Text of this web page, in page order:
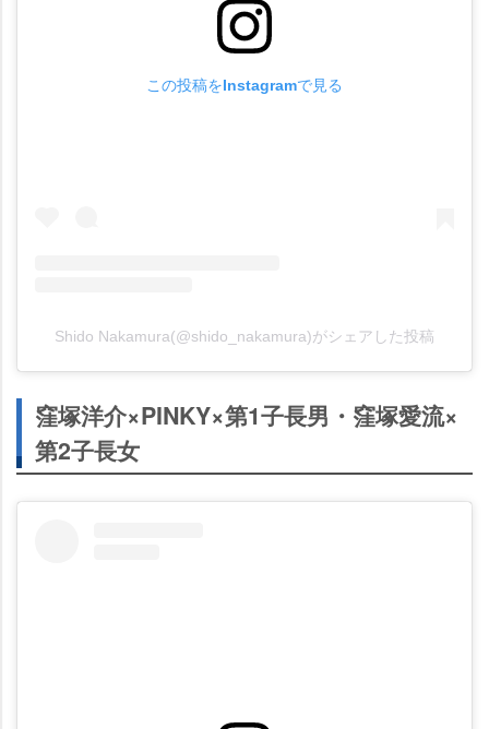
この投稿をInstagramで見る
Shido Nakamura(@shido_nakamura)がシェアした投稿
窪塚洋介×PINKY×第1子長男・窪塚愛流×
第2子長女